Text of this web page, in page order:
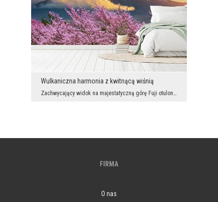
Wulkaniczna harmonia z kwitnącą wiśnią
Zachwycający widok na majestatyczną górę Fuji otuloną mgłą i obłokami, uzupełniony feerią różowyc...
FIRMA
O nas